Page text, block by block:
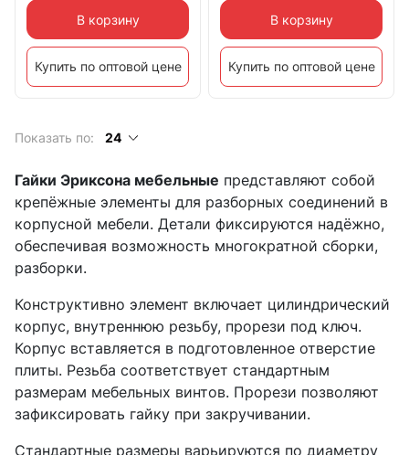
В корзину
Купить по оптовой цене
В корзину
Купить по оптовой цене
Показать по: 24
Гайки Эриксона мебельные представляют собой
крепёжные элементы для разборных соединений в
корпусной мебели. Детали фиксируются надёжно,
обеспечивая возможность многократной сборки,
разборки.
Конструктивно элемент включает цилиндрический
корпус, внутреннюю резьбу, прорези под ключ.
Корпус вставляется в подготовленное отверстие
плиты. Резьба соответствует стандартным
размерам мебельных винтов. Прорези позволяют
зафиксировать гайку при закручивании.
Стандартные размеры варьируются по диаметру